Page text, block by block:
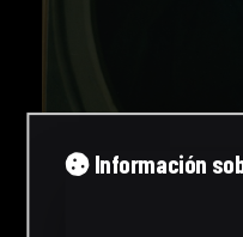
Información